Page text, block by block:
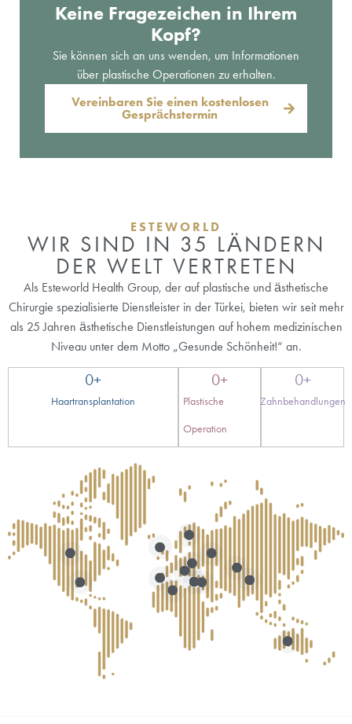
Keine Fragezeichen in Ihrem
Kopf?
Sie können sich an uns wenden, um Informationen
über plastische Operationen zu erhalten.
Vereinbaren Sie einen kostenlosen
Gesprächstermin
ESTEWORLD
WIR SIND IN 35 LÄNDERN
DER WELT VERTRETEN
Als Esteworld Health Group, der auf plastische und ästhetische
Chirurgie spezialisierte Dienstleister in der Türkei, bieten wir seit mehr
als 25 Jahren ästhetische Dienstleistungen auf hohem medizinischen
Niveau unter dem Motto „Gesunde Schönheit!“ an.
Haartransplantation
0+
Plastische
Operation
0+
Zahnbehandlungen
0+